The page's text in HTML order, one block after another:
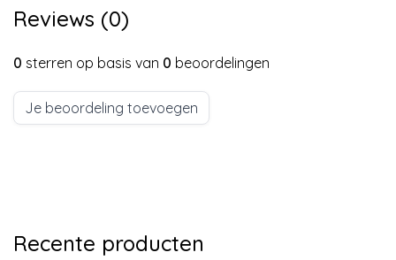
Reviews (0)
0 sterren op basis van 0 beoordelingen
Je beoordeling toevoegen
Recente producten